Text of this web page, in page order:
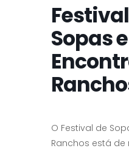
Sopas e
O Festival de
Ranchos está